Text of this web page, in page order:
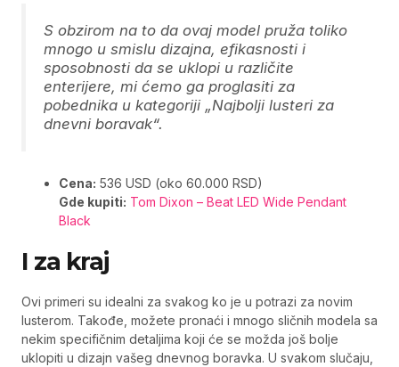
S obzirom na to da ovaj model pruža toliko
mnogo u smislu dizajna, efikasnosti i
sposobnosti da se uklopi u različite
enterijere, mi ćemo ga proglasiti za
pobednika u kategoriji „Najbolji lusteri za
dnevni boravak“.
Cena: 536 USD (oko 60.000 RSD)
Gde kupiti: Tom Dixon – Beat LED Wide Pendant
Black
I za kraj
Ovi primeri su idealni za svakog ko je u potrazi za novim
lusterom. Takođe, možete pronaći i mnogo sličnih modela sa
nekim specifičnim detaljima koji će se možda još bolje
uklopiti u dizajn vašeg dnevnog boravka. U svakom slučaju,